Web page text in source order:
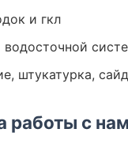
и гкл
штукатурка,
работы с